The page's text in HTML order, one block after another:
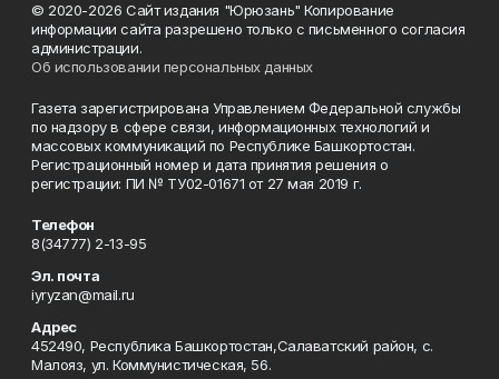
© 2020-2026 Сайт издания "Юрюзань" Копирование
информации сайта разрешено только с письменного согласия
администрации.
Об использовании персональных данных
Газета зарегистрирована Управлением Федеральной службы
по надзору в сфере связи, информационных технологий и
массовых коммуникаций по Республике Башкортостан.
Регистрационный номер и дата принятия решения о
регистрации: ПИ № ТУ02-01671 от 27 мая 2019 г.
Телефон
8(34777) 2-13-95
Эл. почта
iyryzan@mail.ru
Адрес
452490, Республика Башкортостан,Салаватский район, с.
Малояз, ул. Коммунистическая, 56.